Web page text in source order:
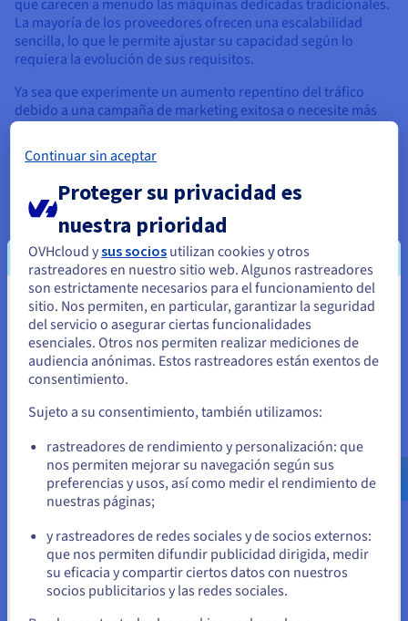
que carecen a menudo las máquinas dedicadas tradicionales.
La mayoría de los proveedores ofrecen una escalabilidad
sencilla, lo que le permite ajustar su capacidad según lo
requiera la evolución de sus requisitos.
Ya sea que experimente un aumento repentino del tráfico
debido a una campaña de marketing exitosa o necesite más
potencia de procesamiento para una nueva aplicación, puede
escalar rápidamente su VDS para satisfacer sus requisitos.
Servidores dedicados virtuales
en el alojamiento web
Losservidoresdedicados virtuales son cada vez más
populares en el mundo del alojamiento. Ofrecen una solución
atractiva para las empresas que buscan un equilibrio entre
rendimiento, seguridad y asequibilidad.
Ventajas de la gestión web
VDS ofrece varias ventajas clave para la gestión de sitios web:
Rendimiento mejorado: Con recursos exclusivos,
garantiza velocidades consistentes incluso durante
picos de tráfico. Esto se traduce en tiempos de carga
más rápidos, una experiencia de usuario mejorada y
mejores clasificaciones en los motores de búsqueda.
Seguridad reforzada La naturaleza aislada mejora la
ciberseguridad al proteger los sitios de
vulnerabilidades y actividades malintencionadas que
Parece que está ubicado en Estados
Unidos
Si quiere hacer un pedido desde Estados Unidos, deberá buscar
el sitio web adecuado y crear una cuenta.
us.ovhcloud.com/
Inglés USD - $
Permanezca en el sitio web actual
Continuar sin aceptar
Proteger su privacidad es
nuestra prioridad
OVHcloud ysus socios utilizan cookies y otros
rastreadores en nuestro sitio web. Algunos rastreadores
son estrictamente necesarios para el funcionamiento del
sitio. Nos permiten, en particular, garantizar la seguridad
del servicio o asegurar ciertas funcionalidades
esenciales. Otros nos permiten realizar mediciones de
audiencia anónimas. Estos rastreadores están exentos de
consentimiento.
Sujeto a su consentimiento, también utilizamos:
rastreadores de rendimiento y personalización: que
nos permiten mejorar su navegación según sus
preferencias y usos, así como medir el rendimiento de
nuestras páginas;
y rastreadores de redes sociales y de socios externos:
que nos permiten difundir publicidad dirigida, medir
su eficacia y compartir ciertos datos con nuestros
socios publicitarios y las redes sociales.